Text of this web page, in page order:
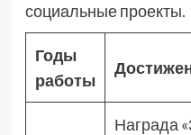
социальные проекты.
Годы
работы
Награда